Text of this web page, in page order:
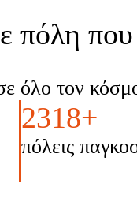
που
τον
2318+
πόλεις